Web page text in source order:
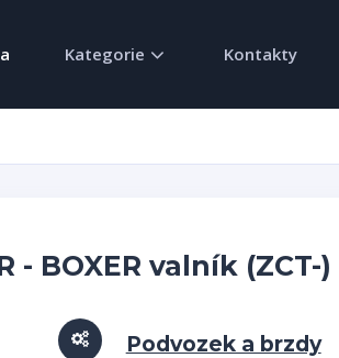
Kategorie Kontakty
- BOXER valník
Podvozek a brzdy